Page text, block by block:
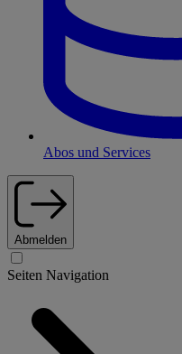
Abos und Services
Abmelden
Seiten Navigation